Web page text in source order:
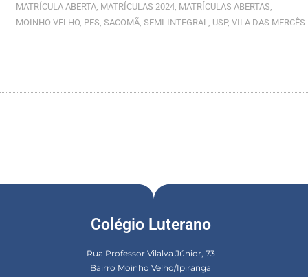
MATRÍCULA ABERTA MATRÍCULAS 2024 MATRÍCULAS ABERTAS
MOINHO VELHO PES SACOMÃ SEMI-INTEGRAL USP, VILA DAS MERCÊS
Colégio Luterano
Rua Professor Vilalva Júnior, 73
Bairro Moinho Velho/Ipiranga